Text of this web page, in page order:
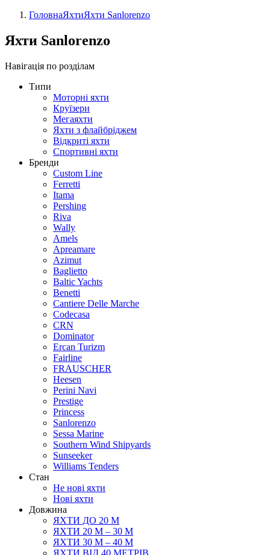
ГоловнаЯхтиЯхти Sanlorenzo
Яхти Sanlorenzo
Навігація по розділам
Типи
Моторні яхти
Круїзери
Мегаяхти
Яхти з флайбріджем
Відкриті яхти
Спортивні яхти
Бренди
Custom Line
Ferretti
Itama
Pershing
Riva
Wally
Amels
Apreamare
Azimut
Baglietto
Baltic Yachts
Benetti
Сantiere Delle Marche
Codecasa
CRN
Dominator
Ercan Turizm
Fairline
FRAUSCHER
Heesen
Perini Navi
Prestige
Princess
Sanlorenzo
Sessa Marine
Southern Wind Shipyards
Sunseeker
Williams Tenders
Cтан
Не нові яхти
Нові яхти
Довжина
ЯХТИ ДО 20 М
ЯХТИ 20 М – 30 М
ЯХТИ 30 М – 40 М
ЯХТИ ВІД 40 МЕТРІВ